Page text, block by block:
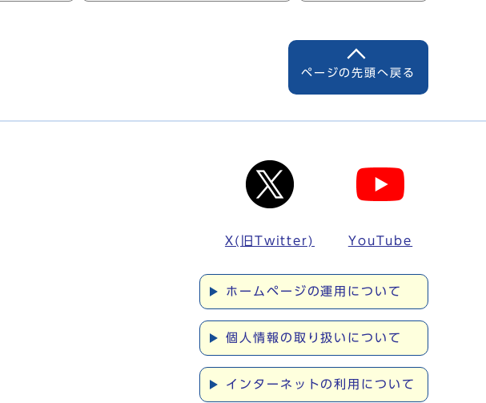
ページの先頭へ戻る
X(旧Twitter) YouTube
ホームページの運用について
個人情報の取り扱いについて
インターネットの利用について